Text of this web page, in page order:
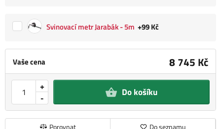
Vaše cena 8 745 Kč
-
+ Do košíku
Porovnat
Do seznamu
Svinovací metr Jarabák - 5m +99 Kč